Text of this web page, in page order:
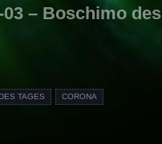
03 – Boschimo des
TAGES CORONA